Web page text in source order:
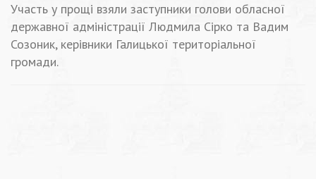
Участь у прощі взяли заступники голови обласної
державної адміністрації Людмила Сірко та Вадим
Созоник, керівники Галицької територіальної
громади.